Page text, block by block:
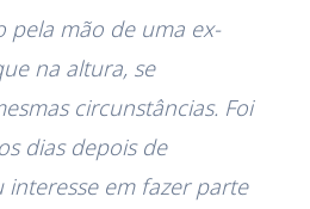
pela mão de uma ex-
na altura, se
circunstâncias. Foi
dias depois de
interesse em fazer parte